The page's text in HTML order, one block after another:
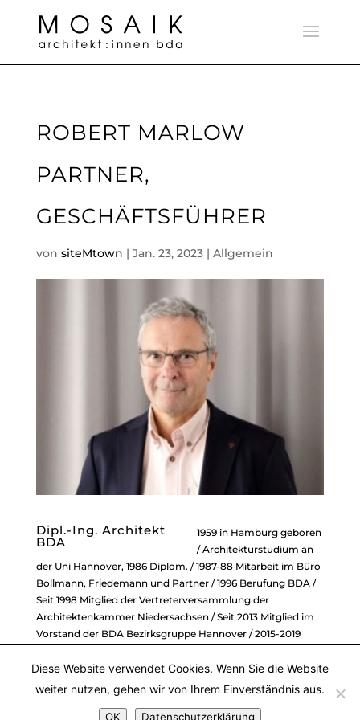
ROBERT MARLOW
PARTNER,
GESCHÄFTSFÜHRER
von siteMtown | Jan. 23, 2023| Allgemein
Dipl.-Ing. Architekt
BDA
1959 in Hamburg geboren
/ Architekturstudium an
der Uni Hannover, 1986 Diplom. / 1987-88 Mitarbeit im Büro
Bollmann, Friedemann und Partner / 1996 Berufung BDA /
Seit 1998 Mitglied der Vertreterversammlung der
Architektenkammer Niedersachsen / Seit 2013 Mitglied im
Vorstand der BDA Bezirksgruppe Hannover / 2015-2019
Präsident der Architektenkammer Niedersachsen / Seit
1989 planbox bzw. büro MOSAIK.
Diese Website verwendet Cookies. Wenn Sie die Website
weiter nutzen, gehen wir von Ihrem Einverständnis aus.
OK Datenschutzerklärung